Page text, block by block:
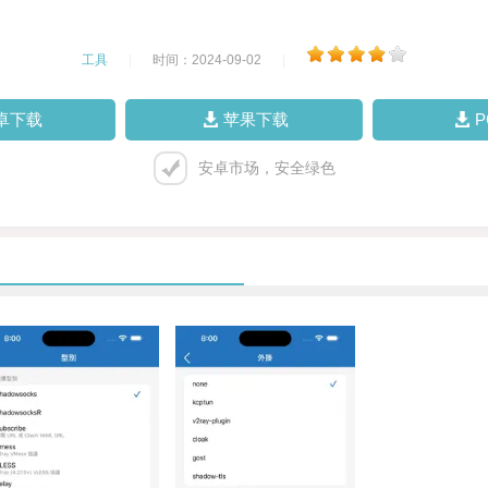
工具 时间：2024-09-02
下载 苹果下载
安卓市场，安全绿色